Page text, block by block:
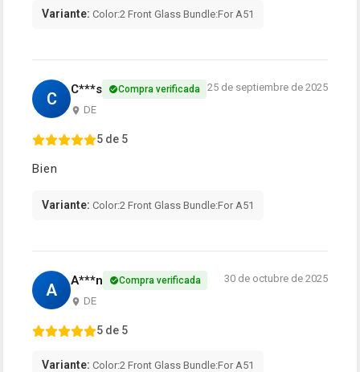
Variante: Color:2 Front Glass Bundle:For A51
C C***s Compra verificada
DE
25 de septiembre de 2025
5 de 5
Bien
Variante: Color:2 Front Glass Bundle:For A51
A A***n Compra verificada
DE
30 de octubre de 2025
5 de 5
Variante: Color:2 Front Glass Bundle:For A51